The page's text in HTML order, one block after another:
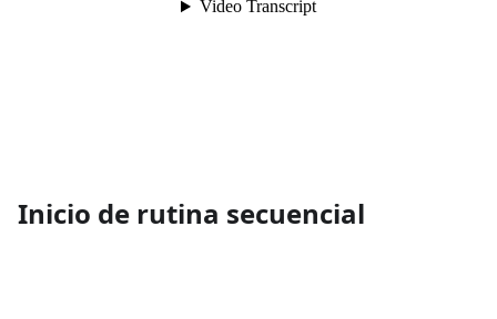
Inicio de rutina secuencial